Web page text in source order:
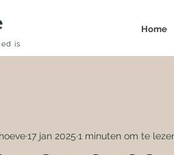
17 jan 2025 1 minuten om te
is
Home